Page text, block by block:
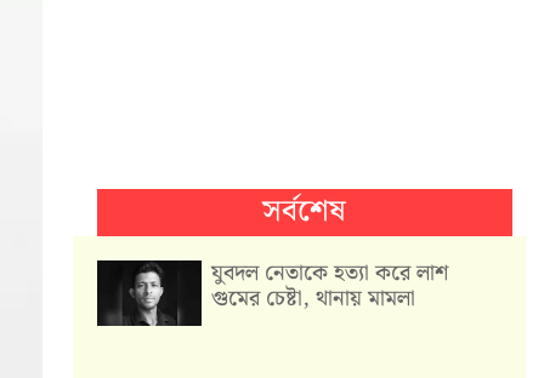
সর্বশেষ
যুবদল নেতাকে হত্যা করে লাশ
গুমের চেষ্টা, থানায় মামলা